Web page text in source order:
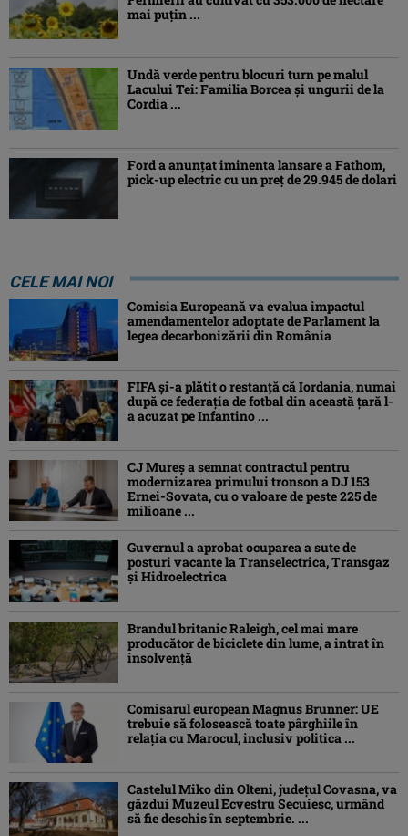
mai puțin ...
Undă verde pentru blocuri turn pe malul
Lacului Tei: Familia Borcea și ungurii de la
Cordia ...
Ford a anunțat iminenta lansare a Fathom,
pick-up electric cu un preț de 29.945 de dolari
CELE MAI NOI
Comisia Europeană va evalua impactul
amendamentelor adoptate de Parlament la
legea decarbonizării din România
FIFA și-a plătit o restanță că Iordania, numai
după ce federația de fotbal din această țară l-
a acuzat pe Infantino ...
CJ Mureș a semnat contractul pentru
modernizarea primului tronson a DJ 153
Ernei-Sovata, cu o valoare de peste 225 de
milioane ...
Guvernul a aprobat ocuparea a sute de
posturi vacante la Transelectrica, Transgaz
și Hidroelectrica
Brandul britanic Raleigh, cel mai mare
producător de biciclete din lume, a intrat în
insolvență
Comisarul european Magnus Brunner: UE
trebuie să folosească toate pârghiile în
relația cu Marocul, inclusiv politica ...
Castelul Miko din Olteni, județul Covasna, va
găzdui Muzeul Ecvestru Secuiesc, urmând
să fie deschis în septembrie. ...